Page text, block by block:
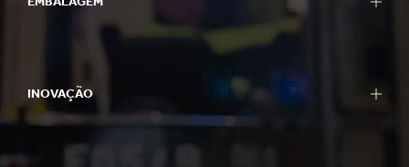
INOVAÇÃO